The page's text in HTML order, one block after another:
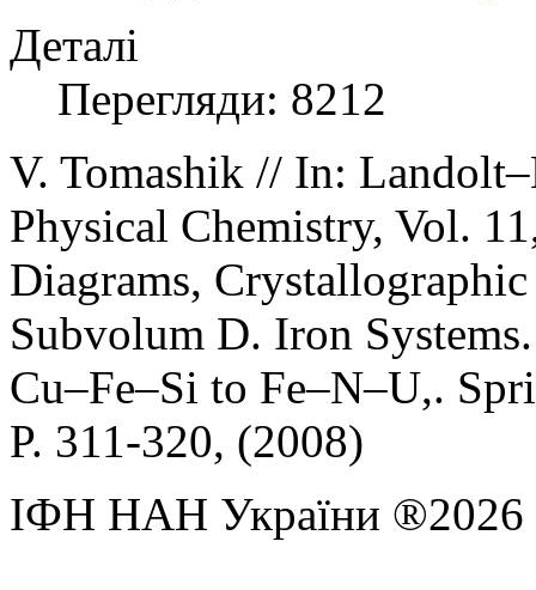
Деталі
Перегляди: 8212
V. Tomashik // In:
Physical Chemistry, Vol.
Diagrams,
Subvolum D. Iron
Cu–Fe–Si to Fe–N–U,.
P. 311-320, (2008)
ІФН НАН України ®2026